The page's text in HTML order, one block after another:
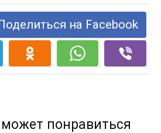
на Facebook
понравиться